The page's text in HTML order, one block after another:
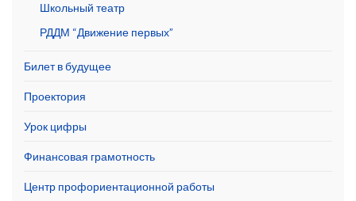
Школьный театр
РДДМ “Движение первых”
Билет в будущее
Проектория
Урок цифры
Финансовая грамотность
Центр профориентационной работы